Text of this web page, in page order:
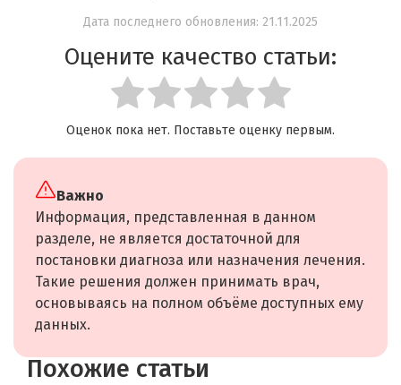
Дата последнего обновления: 21.11.2025
Оцените качество статьи:
Оценок пока нет. Поставьте оценку первым.
Важно
Информация, представленная в данном
разделе, не является достаточной для
постановки диагноза или назначения лечения.
Такие решения должен принимать врач,
основываясь на полном объёме доступных ему
данных.
Похожие статьи